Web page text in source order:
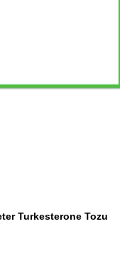
Turkesterone Tozu